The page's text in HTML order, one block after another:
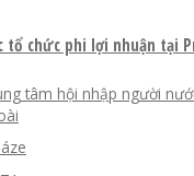
tổ chức phi lợi nhuận tại
tâm hội nhập người